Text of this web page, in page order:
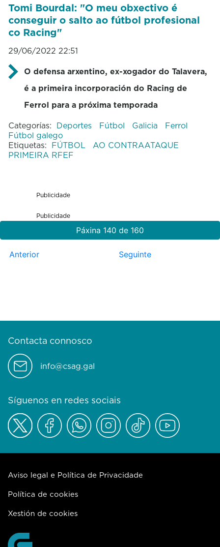
Tomi Bourdal: "O meu obxectivo é
conseguir o salto ao fútbol profesional
co Racing"
29/06/2022 22:51
O defensa arxentino, ex-xogador do Talavera,
é a primeira incorporación do Racing de
Ferrol para a próxima temporada
Categorías: Deportes Fútbol Galicia
Ferrol
Fútbol galego
Etiquetas: FÚTBOL
AO CONTRAATAQUE
PRIMEIRA RFEF
Publicidade
Publicidade
Páxina 140 de 160
Anterior Seguinte
Contacta connosco
info@csag.gal
Síguenos en redes sociais
Aviso legal e Política de Privacidade
Política de cookies
Xestión de cookies